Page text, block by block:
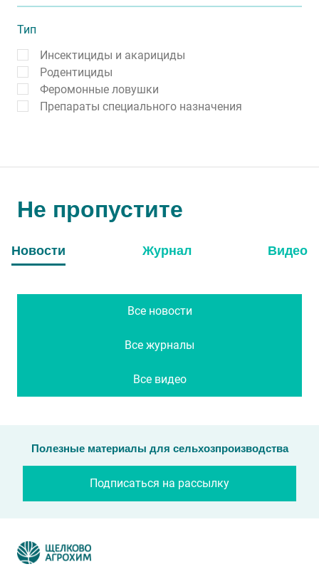
Тип
Инсектициды и акарициды
Родентициды
Феромонные ловушки
Препараты специального назначения
Не пропустите
Новости Журнал Видео
Все новости
Все журналы
Все видео
Полезные материалы для сельхозпроизводства
Подписаться на рассылку